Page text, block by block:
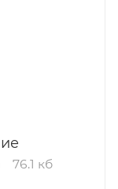
76.1 кб